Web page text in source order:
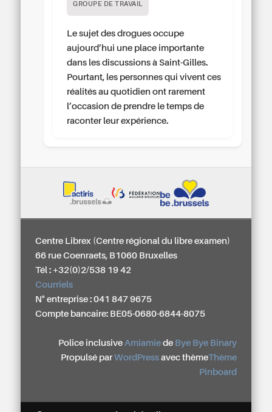
GROUPE DE TRAVAIL
Le sujet des drogues occupe
aujourd’hui une place importante
dans les discussions à Saint-Gilles.
Pourtant, les personnes qui vivent ces
réalités au quotidien ont rarement
l’occasion de prendre le temps de
raconter leur expérience.
Centre Librex (Centre régional du libre examen)
66 rue Coenraets, B1060 Bruxelles
Tél : +32(0)2/538 19 42
Courriels
N° entreprise : 041 847 9675
Compte bancaire: BE05-0680-6844-8075
Police inclusive Amiamiede Bye Bye Binary
Propulsé par WordPressavec thèmeThème
Pinboard